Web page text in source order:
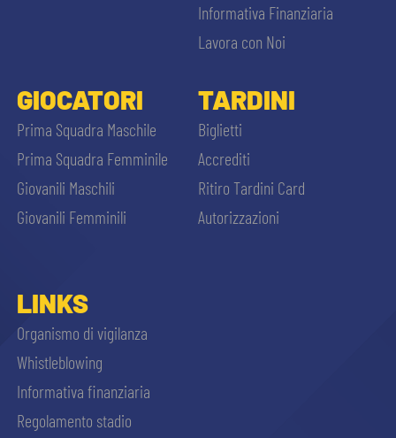
Informativa Finanziaria
Lavora con Noi
GIOCATORI
Prima Squadra Maschile
Prima Squadra Femminile
Giovanili Maschili
Giovanili Femminili
TARDINI
Biglietti
Accrediti
Ritiro Tardini Card
Autorizzazioni
LINKS
Organismo di vigilanza
Whistleblowing
Informativa finanziaria
Regolamento stadio